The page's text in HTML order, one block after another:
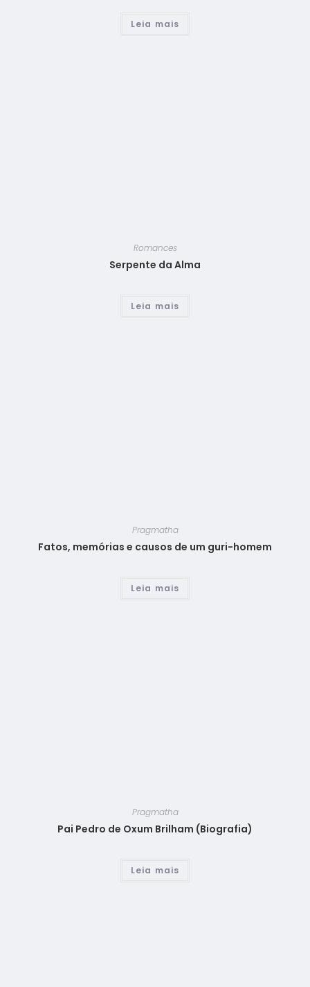
Leia mais
Romances
Serpente da Alma
Leia mais
Pragmatha
Fatos, memórias e causos de um guri-homem
Leia mais
Pragmatha
Pai Pedro de Oxum Brilham (Biografia)
Leia mais